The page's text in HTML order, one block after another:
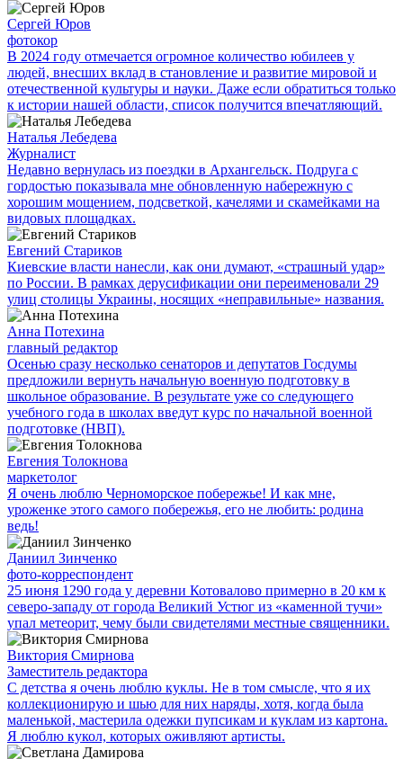
Сергей Юров
фотокор
В 2024 году отмечается огромное количество юбилеев у
людей, внесших вклад в становление и развитие мировой и
отечественной культуры и науки. Даже если обратиться только
к истории нашей области, список получится впечатляющий.
Наталья Лебедева
Журналист
Недавно вернулась из поездки в Архангельск. Подруга с
гордостью показывала мне обновленную набережную с
хорошим мощением, подсветкой, качелями и скамейками на
видовых площадках.
Евгений Стариков
Киевские власти нанесли, как они думают, «страшный удар»
по России. В рамках дерусификации они переименовали 29
улиц столицы Украины, носящих «неправильные» названия.
Анна Потехина
главный редактор
Осенью сразу несколько сенаторов и депутатов Госдумы
предложили вернуть начальную военную подготовку в
школьное образование. В результате уже со следующего
учебного года в школах введут курс по начальной военной
подготовке (НВП).
Евгения Толокнова
маркетолог
Я очень люблю Черноморское побережье! И как мне,
уроженке этого самого побережья, его не любить: родина
ведь!
Даниил Зинченко
фото-корреспондент
25 июня 1290 года у деревни Котовалово примерно в 20 км к
северо-западу от города Великий Устюг из «каменной тучи»
упал метеорит, чему были свидетелями местные священники.
Виктория Смирнова
Заместитель редактора
С детства я очень люблю куклы. Не в том смысле, что я их
коллекционирую и шью для них наряды, хотя, когда была
маленькой, мастерила одежки пупсикам и куклам из картона.
Я люблю кукол, которых оживляют артисты.